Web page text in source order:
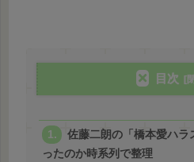
目次
佐藤二朗の「橋本愛ハラ
ったのか時系列で整理